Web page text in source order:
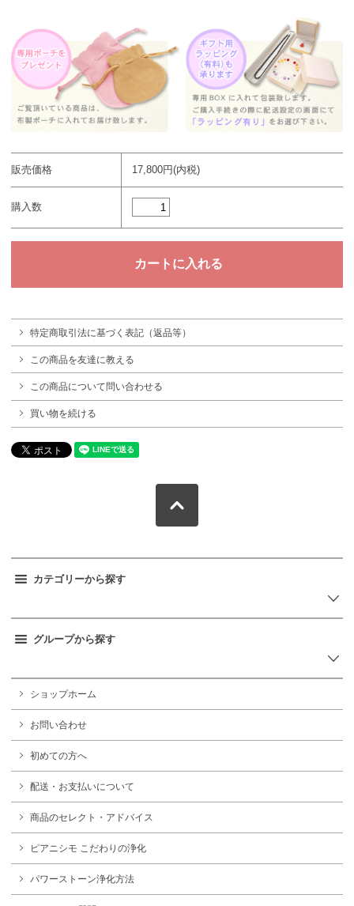
販売価格 17,800円(内税)
購入数
特定商取引法に基づく表記（返品等）
この商品を友達に教える
この商品について問い合わせる
買い物を続ける
カテゴリーから探す
グループから探す
ショップホーム
お問い合わせ
初めての方へ
配送・お支払いについて
商品のセレクト・アドバイス
ピアニシモ こだわりの浄化
パワーストーン浄化方法